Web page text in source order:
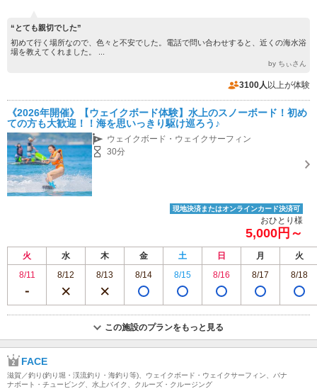
“とても親切でした”
初めて行く場所なので、色々と不安でした。電話で問い合わせすると、近くの海水浴
場を教えてくれました。 ...
by ちぃさん
3100人 以上が体験
《2026年開催》【ウェイクボード体験】水上のスノーボード！初め
ての方も大歓迎！！海を思いっきり駆け巡ろう♪
ウェイクボード・ウェイクサーフィン
30分
現地決済またはオンラインカード決済可
おひとり様
5,000円～
火 水 木 金 土 日 月
火
8/11
8/12 8/13 8/14 8/15 8/16 8/17 8/18
この施設のプランをもっと見る
FACE
滋賀／釣り(釣り堀・渓流釣り・海釣り等)、ウェイクボード・ウェイクサーフィン、バナ
ナボート・チュービング、水上バイク、クルーズ・クルージング